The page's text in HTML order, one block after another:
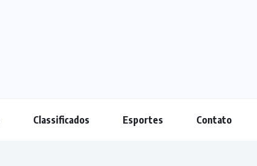
Classificados Esportes Contato